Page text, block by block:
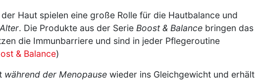
Haut spielen eine große Rolle für die Hautbalance und
. Die Produkte aus der Serie Boost & Balance bringen das
die Immunbarriere und sind in jeder Pflegeroutine
& Balance)
während der Menopause wieder ins Gleichgewicht und erhält